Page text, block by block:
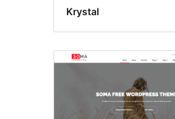
Krystal